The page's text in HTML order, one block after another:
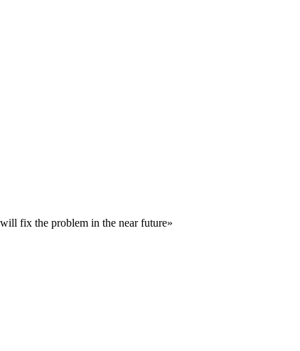
fix the problem in the near future»